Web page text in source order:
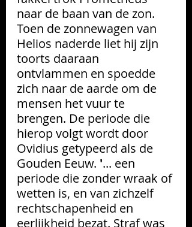
naar de baan van de zon.
Toen de zonnewagen van
Helios naderde liet hij zijn
toorts daaraan
ontvlammen en spoedde
zich naar de aarde om de
mensen het vuur te
brengen. De periode die
hierop volgt wordt door
Ovidius getypeerd als de
Gouden Eeuw. '... een
periode die zonder wraak of
wetten is, en van zichzelf
rechtschapenheid en
eerlijkheid bezat. Straf was